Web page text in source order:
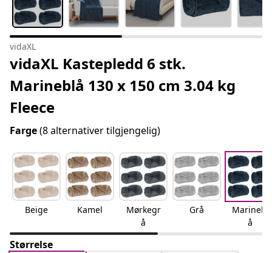
vidaXL
vidaXL Kastepledd 6 stk.
Marineblå 130 x 150 cm 3.04 kg
Fleece
Farge(8 alternativer tilgjengelig)
Beige Kamel
Mørkegr
å
Grå
Marinebl
å
Størrelse